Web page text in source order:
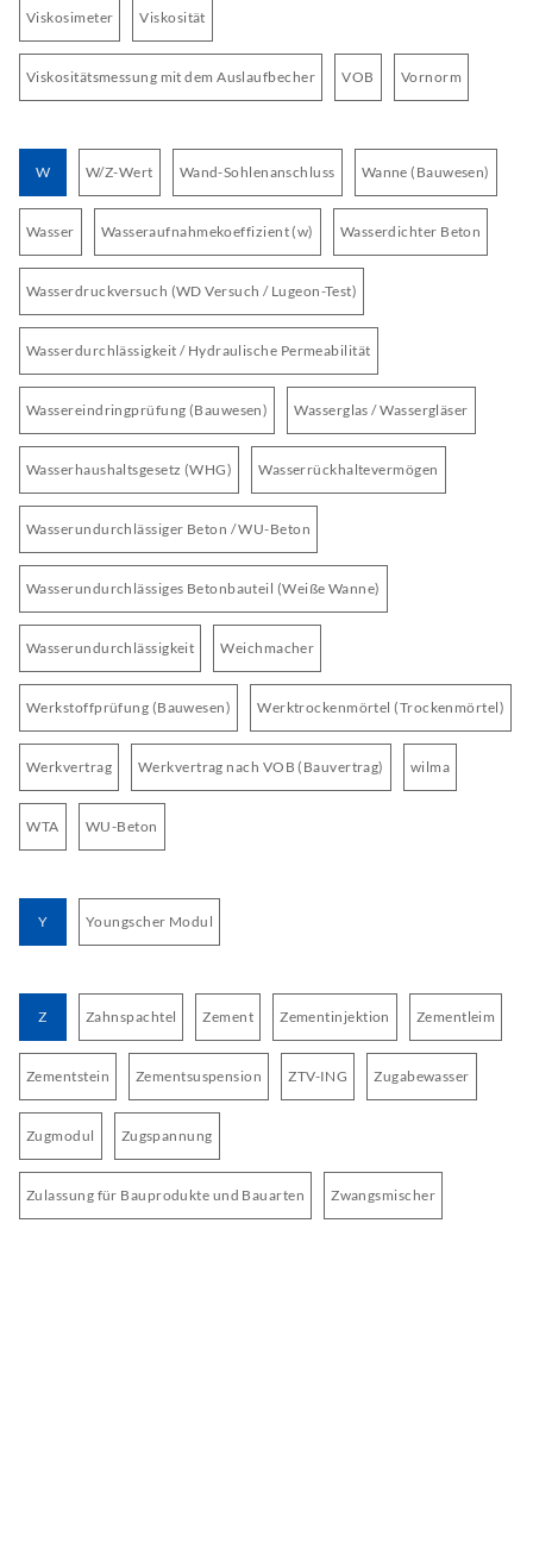
Viskosimeter Viskosität
Viskositätsmessung mit dem Auslaufbecher VOB Vornorm
W W/Z-Wert Wand-Sohlenanschluss Wanne (Bauwesen)
Wasser Wasseraufnahmekoeffizient (w) Wasserdichter Beton
Wasserdruckversuch (WD Versuch / Lugeon-Test)
Wasserdurchlässigkeit / Hydraulische Permeabilität
Wassereindringprüfung (Bauwesen) Wasserglas / Wassergläser
Wasserhaushaltsgesetz (WHG) Wasserrückhaltevermögen
Wasserundurchlässiger Beton / WU-Beton
Wasserundurchlässiges Betonbauteil (Weiße Wanne)
Wasserundurchlässigkeit Weichmacher
Werkstoffprüfung (Bauwesen) Werktrockenmörtel (Trockenmörtel)
Werkvertrag Werkvertrag nach VOB (Bauvertrag) wilma
WTA WU-Beton
Y Youngscher Modul
Z Zahnspachtel Zement Zementinjektion Zementleim
Zementstein Zementsuspension ZTV-ING Zugabewasser
Zugmodul Zugspannung
Zulassung für Bauprodukte und Bauarten Zwangsmischer